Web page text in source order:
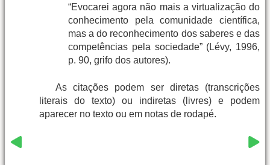
“Evocarei agora não mais a virtualização do
conhecimento pela comunidade científica,
mas a do reconhecimento dos saberes e das
competências pela sociedade” (Lévy, 1996,
p. 90, grifo dos autores).
As citações podem ser diretas (transcrições
literais do texto) ou indiretas (livres) e podem
aparecer no texto ou em notas de rodapé.